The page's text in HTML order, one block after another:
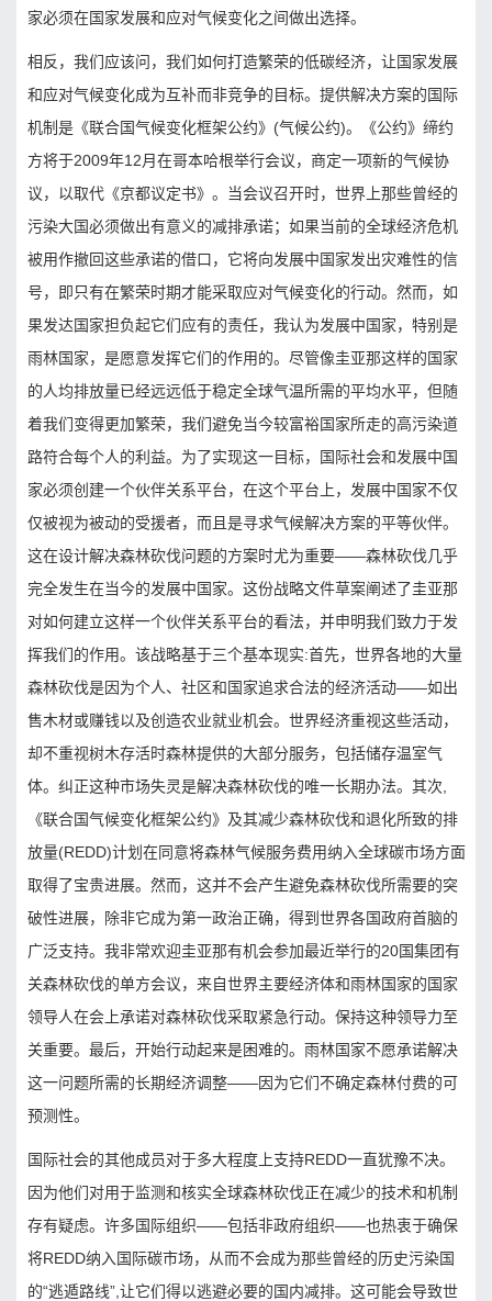
家必须在国家发展和应对气候变化之间做出选择。
相反，我们应该问，我们如何打造繁荣的低碳经济，让国家发展
和应对气候变化成为互补而非竞争的目标。提供解决方案的国际
机制是《联合国气候变化框架公约》(气候公约)。《公约》缔约
方将于2009年12月在哥本哈根举行会议，商定一项新的气候协
议，以取代《京都议定书》。当会议召开时，世界上那些曾经的
污染大国必须做出有意义的减排承诺；如果当前的全球经济危机
被用作撤回这些承诺的借口，它将向发展中国家发出灾难性的信
号，即只有在繁荣时期才能采取应对气候变化的行动。然而，如
果发达国家担负起它们应有的责任，我认为发展中国家，特别是
雨林国家，是愿意发挥它们的作用的。尽管像圭亚那这样的国家
的人均排放量已经远远低于稳定全球气温所需的平均水平，但随
着我们变得更加繁荣，我们避免当今较富裕国家所走的高污染道
路符合每个人的利益。为了实现这一目标，国际社会和发展中国
家必须创建一个伙伴关系平台，在这个平台上，发展中国家不仅
仅被视为被动的受援者，而且是寻求气候解决方案的平等伙伴。
这在设计解决森林砍伐问题的方案时尤为重要——森林砍伐几乎
完全发生在当今的发展中国家。这份战略文件草案阐述了圭亚那
对如何建立这样一个伙伴关系平台的看法，并申明我们致力于发
挥我们的作用。该战略基于三个基本现实:首先，世界各地的大量
森林砍伐是因为个人、社区和国家追求合法的经济活动——如出
售木材或赚钱以及创造农业就业机会。世界经济重视这些活动，
却不重视树木存活时森林提供的大部分服务，包括储存温室气
体。纠正这种市场失灵是解决森林砍伐的唯一长期办法。其次,
《联合国气候变化框架公约》及其减少森林砍伐和退化所致的排
放量(REDD)计划在同意将森林气候服务费用纳入全球碳市场方面
取得了宝贵进展。然而，这并不会产生避免森林砍伐所需要的突
破性进展，除非它成为第一政治正确，得到世界各国政府首脑的
广泛支持。我非常欢迎圭亚那有机会参加最近举行的20国集团有
关森林砍伐的单方会议，来自世界主要经济体和雨林国家的国家
领导人在会上承诺对森林砍伐采取紧急行动。保持这种领导力至
关重要。最后，开始行动起来是困难的。雨林国家不愿承诺解决
这一问题所需的长期经济调整——因为它们不确定森林付费的可
预测性。
国际社会的其他成员对于多大程度上支持REDD一直犹豫不决。
因为他们对用于监测和核实全球森林砍伐正在减少的技术和机制
存有疑虑。许多国际组织——包括非政府组织——也热衷于确保
将REDD纳入国际碳市场，从而不会成为那些曾经的历史污染国
的“逃遁路线”,让它们得以逃避必要的国内减排。这可能会导致世